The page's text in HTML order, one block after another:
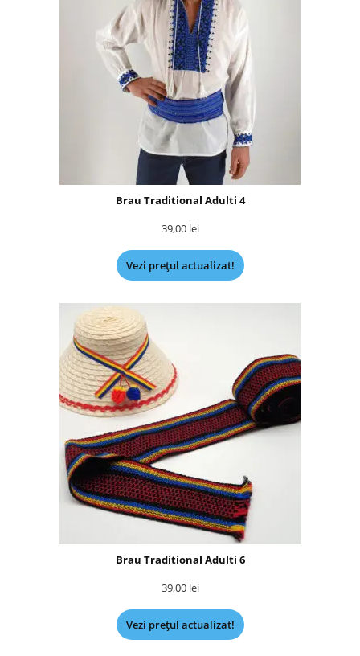
Brau Traditional Adulti 4
39,00 lei
Vezi prețul actualizat!
Brau Traditional Adulti 6
39,00 lei
Vezi prețul actualizat!